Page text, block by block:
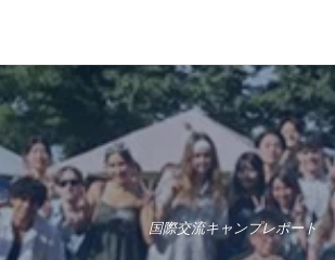
国際交流キャンプレポート